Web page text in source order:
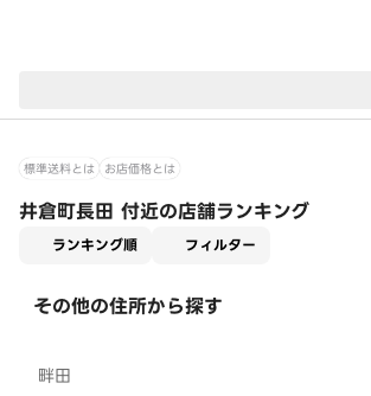
標準送料とは お店価格とは
井倉町長田 付近の店舗ランキング
ランキング順 フィルター
その他の住所から探す
畔田